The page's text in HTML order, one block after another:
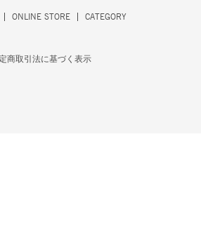
ONLINE STORE CATEGORY
商取引法に基づく表示